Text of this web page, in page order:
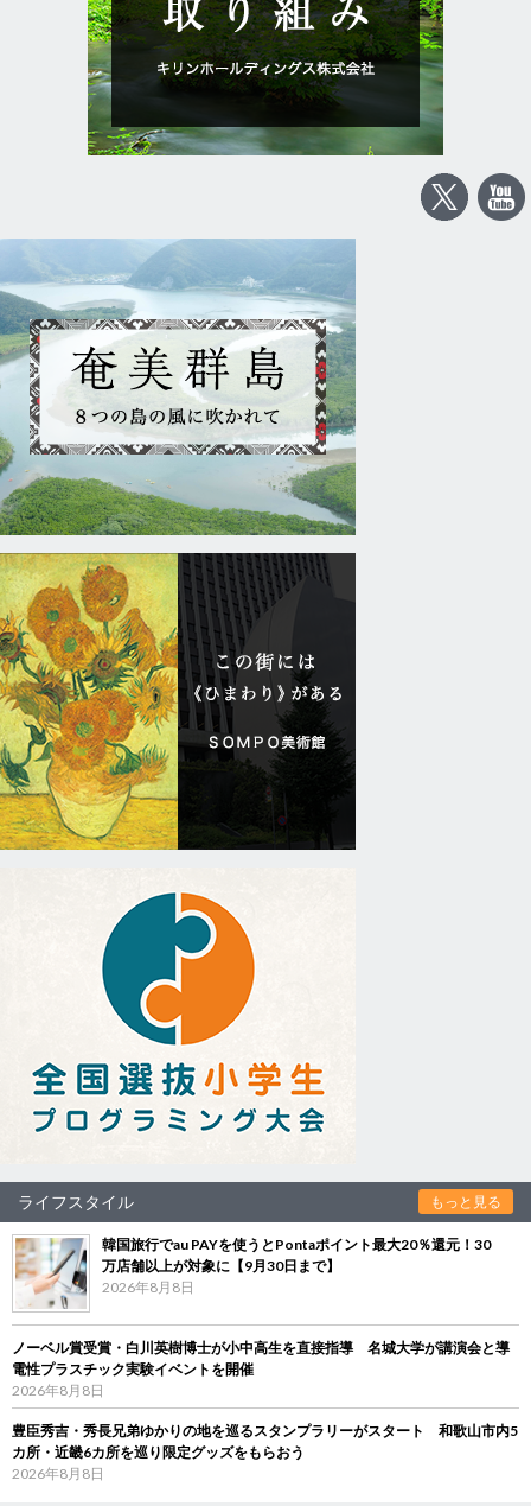
ライフスタイル もっと見る
韓国旅行でau PAYを使うとPontaポイント最大20％還元！30
万店舗以上が対象に【9月30日まで】
2026年8月8日
ノーベル賞受賞・白川英樹博士が小中高生を直接指導 名城大学が講演会と導
電性プラスチック実験イベントを開催
2026年8月8日
豊臣秀吉・秀長兄弟ゆかりの地を巡るスタンプラリーがスタート 和歌山市内5
カ所・近畿6カ所を巡り限定グッズをもらおう
2026年8月8日